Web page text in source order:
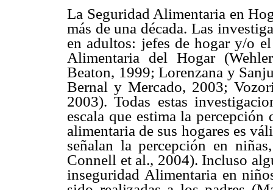
La Seguridad Alimentaria en
más de una década. Las
en adultos: jefes de hogar y/o
Alimentaria del Hogar
Beaton, 1999; Lorenzana y
Bernal y Mercado, 2003;
2003). Todas estas
escala que estima la
alimentaria de sus hogares es
señalan la percepción en
Connell et al., 2004). Incluso
inseguridad Alimentaria en